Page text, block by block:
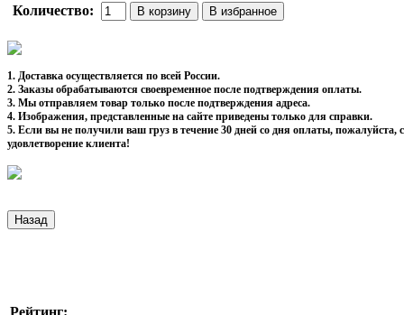
Количество:
1. Доставка осуществляется по всей России.
2. Заказы обрабатываются своевременное после подтверждения оплаты.
3. Мы отправляем товар только после подтверждения адреса.
4. Изображения, представленные на сайте приведены только для справки.
5. Если вы не получили ваш груз в течение 30 дней со дня оплаты,
удовлетворение клиента!